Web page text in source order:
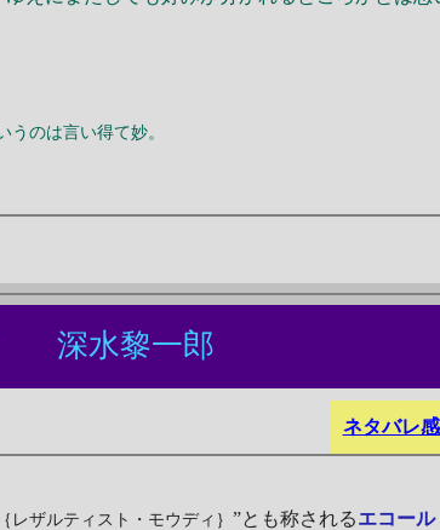
うのは言い得て妙。
深水黎一郎
ネタバレ
｛レザルティスト・モウディ｝”とも称されるエコール